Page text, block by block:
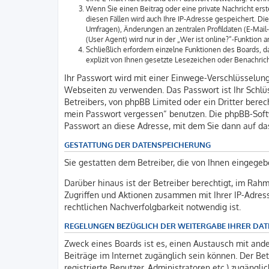
Wenn Sie einen Beitrag oder eine private Nachricht
diesen Fällen wird auch Ihre IP-Adresse gespeichert.
Umfragen), Änderungen an zentralen Profildaten (E-
(User Agent) wird nur in der „Wer ist online?“-Funktion
Schließlich erfordern einzelne Funktionen des Boards,
explizit von Ihnen gesetzte Lesezeichen oder
Ihr Passwort wird mit einer Einwege-
Webseiten zu verwenden. Das Passwort ist Ihr
Betreibers, von phpBB Limited oder ein Dritter
mein Passwort vergessen“ benutzen. Die phpBB-
Passwort an diese Adresse, mit dem Sie dann auf
GESTATTUNG DER DATENSPEICHERUNG
Sie gestatten dem Betreiber, die von Ihnen
Darüber hinaus ist der Betreiber berechtigt, im
Zugriffen und Aktionen zusammen mit Ihrer IP-
rechtlichen Nachverfolgbarkeit notwendig ist.
REGELUNGEN BEZÜGLICH DER WEITERGABE IHRER
Zweck eines Boards ist es, einen Austausch mit
Beiträge im Internet zugänglich sein können. Der